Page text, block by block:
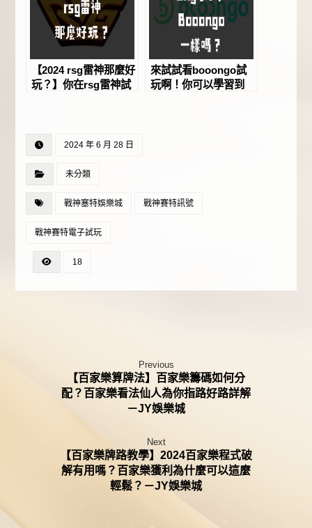
【2024 rsg雷神那麼好
玩？】你在rsg雷神試
來試試看booongo試
玩啊！你可以學習到
2024 年 6 月 28 日
未分類
戰神塞特娛樂城 戰神賽特訊號
戰神賽特電子試玩
18
Previous
【百家樂算牌法】百家樂籌碼如何分
配？百家樂看法仙人為你指路好路詳解
－JY娛樂城
Next
【百家樂牌路教學】2024百家樂程式破
解有用嗎？百家樂獲利為什麼可以這麼
輕鬆？－JY娛樂城